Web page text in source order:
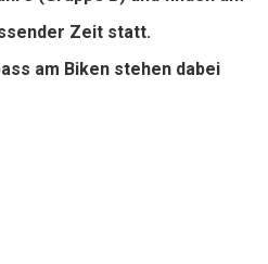
Zeit statt.
am Biken stehen dabei